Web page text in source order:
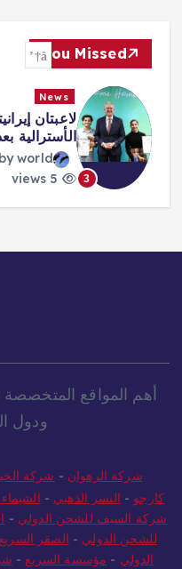
You Missed
4
News
طرابزون
استقبال
world
أهم المواقع المتخصصة
ودول
شركة الرهوان - شركة
كارجو - النسر الذهبي -
شركة السيف للشحن الدولي -
للشحن الدولي - الصقر
الدولي - مؤسسة السريع -